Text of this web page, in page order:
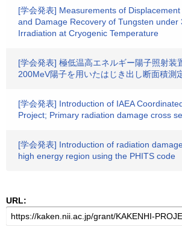
[学会発表] Measurements of
and Damage Recovery of Tungsten under
Irradiation at Cryogenic Temperature
[学会発表] 極低温高エネルギー陽子照射装
200MeV陽子を用いたはじき出し断面積測
[学会発表] Introduction of IAEA
Project; Primary radiation damage cross
[学会発表] Introduction of radiation
high energy region using the PHITS code
URL: